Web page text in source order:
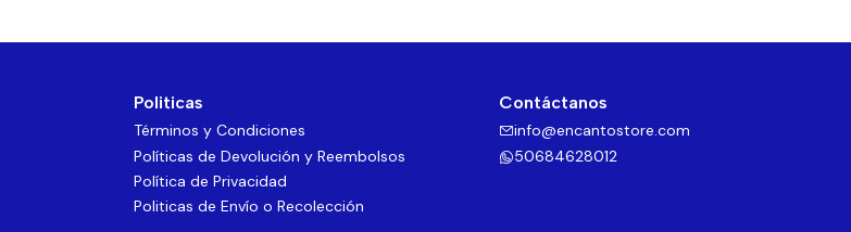
Politicas
Términos y Condiciones
Políticas de Devolución y Reembolsos
Política de Privacidad
Politicas de Envío o Recolección
Contáctanos
info@encantostore.com
50684628012